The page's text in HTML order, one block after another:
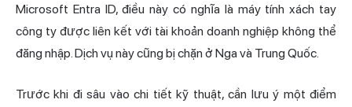
Microsoft Entra ID, điều này có nghĩa là máy tính xách tay
công ty được liên kết với tài khoản doanh nghiệp không thể
đăng nhập. Dịch vụ này cũng bị chặn ở Nga và Trung Quốc.
Trước khi đi sâu vào chi tiết kỹ thuật, cần lưu ý một điểm